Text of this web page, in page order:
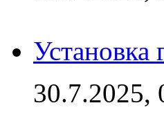
Установка
30.7.2025,